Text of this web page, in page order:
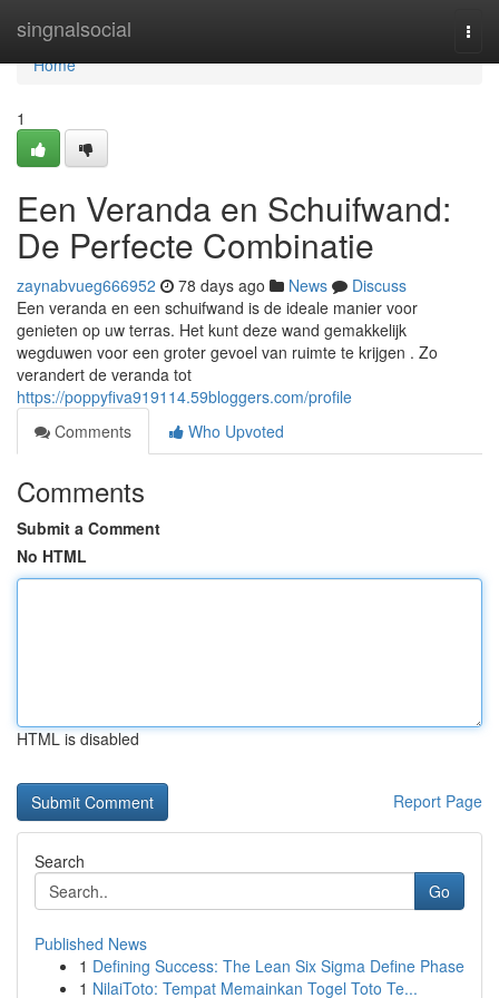
singnalsocial
Home
Home
1
Een Veranda en Schuifwand:
De Perfecte Combinatie
zaynabvueg666952 78 days ago News
Discuss
Een veranda en een schuifwand is de ideale manier voor
genieten op uw terras. Het kunt deze wand gemakkelijk
wegduwen voor een groter gevoel van ruimte te krijgen . Zo
verandert de veranda tot
https://poppyfiva919114.59bloggers.com/profile
Comments
Who Upvoted
Comments
Submit a Comment
No HTML
HTML is disabled
Report Page
Search
Go
Published News
1 Defining Success: The Lean Six Sigma Define Phase
1 NilaiToto: Tempat Memainkan Togel Toto Te...